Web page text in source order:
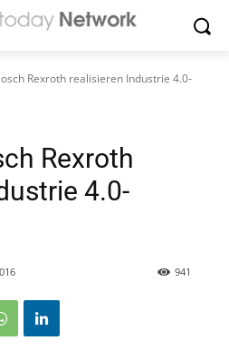
Rexroth realisieren Industrie 4.0-
Rexroth
4.0-
941